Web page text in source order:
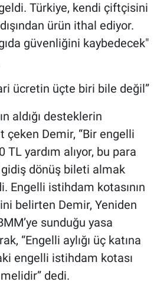
Türkiye, kendi çiftçisini
ürün ithal ediyor.
güvenliğini kaybedecek"
ücretin üçte biri bile değil”
aldığı desteklerin
Demir, “Bir engelli
yardım alıyor, bu para
dönüş bileti almak
Engelli istihdam kotasının
belirten Demir, Yeniden
sunduğu yasa
“Engelli aylığı üç katına
engelli istihdam kotası
dedi.